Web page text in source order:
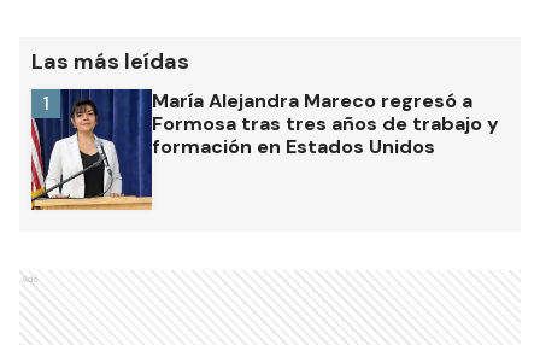
Las más leídas
María Alejandra Mareco regresó a
Formosa tras tres años de trabajo y
formación en Estados Unidos
1
Ads